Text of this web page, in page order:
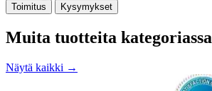
Toimitus
Kysymykset
Muita tuotteita kategoriassa
Näytä kaikki →